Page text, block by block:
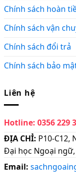
Chính sách hoàn
Chính sách vận
Chính sách đổi trả
Chính sách bảo
Liên hệ
Hotline: 0356 229
ĐỊA CHỈ: P10-C12,
Đại học Ngoại ngữ,
Email: